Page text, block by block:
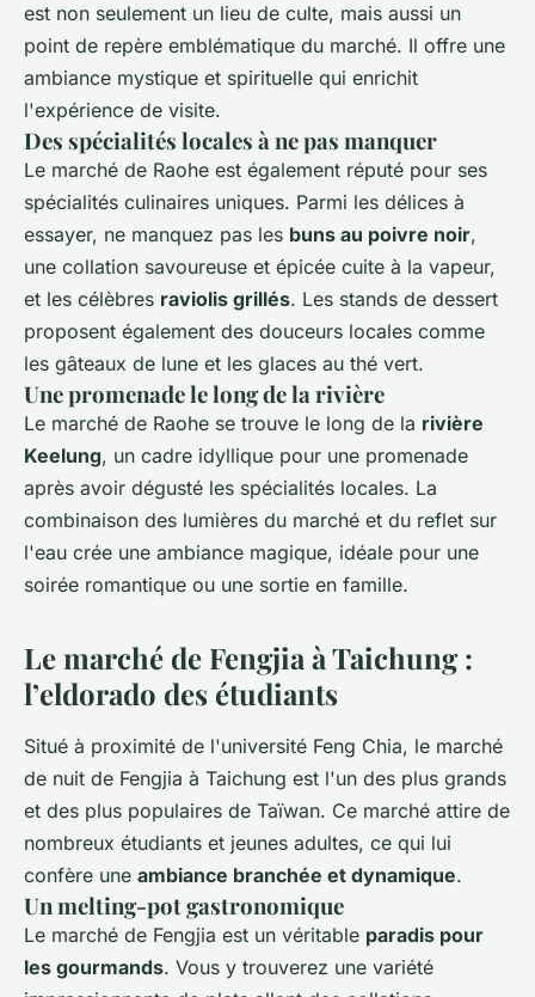
est non seulement un lieu de culte, mais aussi un
point de repère emblématique du marché. Il offre une
ambiance mystique et spirituelle qui enrichit
l'expérience de visite.
Des spécialités locales à ne pas manquer
Le marché de Raohe est également réputé pour ses
spécialités culinaires uniques. Parmi les délices à
essayer, ne manquez pas les buns au poivre noir,
une collation savoureuse et épicée cuite à la vapeur,
et les célèbres raviolis grillés. Les stands de dessert
proposent également des douceurs locales comme
les gâteaux de lune et les glaces au thé vert.
Une promenade le long de la rivière
Le marché de Raohe se trouve le long de la rivière
Keelung, un cadre idyllique pour une promenade
après avoir dégusté les spécialités locales. La
combinaison des lumières du marché et du reflet sur
l'eau crée une ambiance magique, idéale pour une
soirée romantique ou une sortie en famille.
Le marché de Fengjia à Taichung :
l’eldorado des étudiants
Situé à proximité de l'université Feng Chia, le marché
de nuit de Fengjia à Taichung est l'un des plus grands
et des plus populaires de Taïwan. Ce marché attire de
nombreux étudiants et jeunes adultes, ce qui lui
confère une ambiance branchée et dynamique.
Un melting-pot gastronomique
Le marché de Fengjia est un véritable paradis pour
les gourmands. Vous y trouverez une variété